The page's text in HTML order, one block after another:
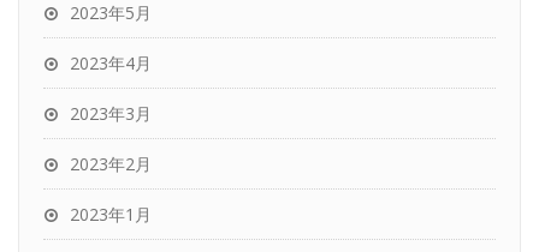
2023年5月
2023年4月
2023年3月
2023年2月
2023年1月